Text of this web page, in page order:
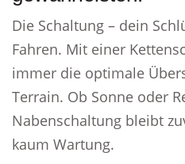
Die Schaltung – dein
Fahren. Mit einer
immer die optimale
Terrain. Ob Sonne oder
Nabenschaltung bleibt
kaum Wartung.